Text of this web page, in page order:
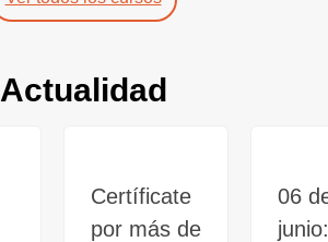
Actualidad
Certíficate
por más de
06